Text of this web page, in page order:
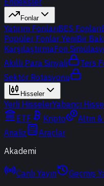
Fonlar
Yatırım FonlarıBES Fonları
Popüler Fonlar YeniBir
KarşılaştırmaFon
Akıllı Para Sinyali
Ters
Sektör Rotasyonu
Hisseler
Yerli HisselerYabancı
ETF
Kripto Altın
Analiz
Araçlar
Akademi
Canlı Yayın Geçmiş